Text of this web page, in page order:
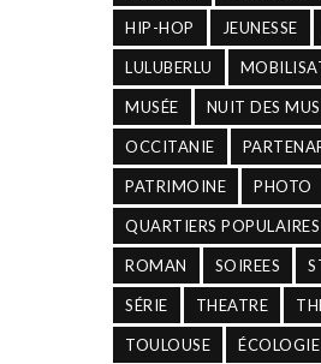
HIP-HOP JEUNESSE
LULUBERLU
MUSÉE NUIT DES
OCCITANIE
PATRIMOINE PHOTO
QUARTIERS POPULAIRES
ROMAN SOIREES
SÉRIE THEATRE
TOULOUSE ÉCOLOGIE